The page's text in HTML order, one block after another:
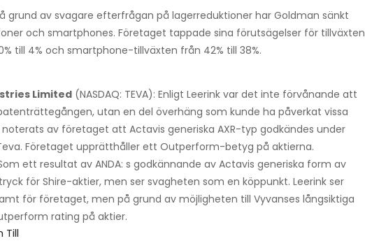
På grund av svagare efterfrågan på lagerreduktioner har Goldman sänkt
och smartphones. Företaget tappade sina förutsägelser för tillväxten
till 4% och smartphone-tillväxten från 42% till 38%.
Limited (NASDAQ: TEVA): Enligt Leerink var det inte förvånande att
utan en del överhäng som kunde ha påverkat vissa
av företaget att Actavis generiska AXR-typ godkändes under
Företaget upprätthåller ett Outperform-betyg på aktierna.
Som ett resultat av ANDA: s godkännande av Actavis generiska form av
för Shire-aktier, men ser svagheten som en köppunkt. Leerink ser
för företaget, men på grund av möjligheten till Vyvanses långsiktiga
rating på aktier.
Till